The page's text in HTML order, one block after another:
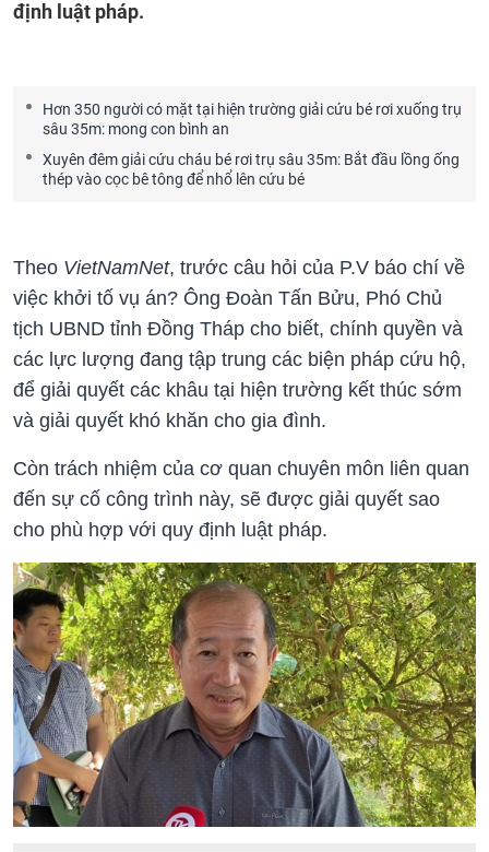
định luật pháp.
Hơn 350 người có mặt tại hiện trường giải cứu bé rơi xuống trụ
sâu 35m: mong con bình an
Xuyên đêm giải cứu cháu bé rơi trụ sâu 35m: Bắt đầu lồng ống
thép vào cọc bê tông để nhổ lên cứu bé
Theo VietNamNet, trước câu hỏi của P.V báo chí về
việc khởi tố vụ án? Ông Đoàn Tấn Bửu, Phó Chủ
tịch UBND tỉnh Đồng Tháp cho biết, chính quyền và
các lực lượng đang tập trung các biện pháp cứu hộ,
để giải quyết các khâu tại hiện trường kết thúc sớm
và giải quyết khó khăn cho gia đình.
Còn trách nhiệm của cơ quan chuyên môn liên quan
đến sự cố công trình này, sẽ được giải quyết sao
cho phù hợp với quy định luật pháp.